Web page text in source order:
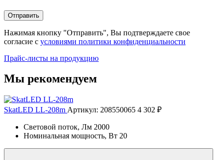
Отправить
Нажимая кнопку "Отправить", Вы подтверждаете свое
согласие с условиями политики конфиденциальности
Прайс-листы на продукцию
Мы рекомендуем
SkatLED LL-208m Артикул: 208550065 4 302 ₽
Световой поток, Лм 2000
Номинальная мощность, Вт 20